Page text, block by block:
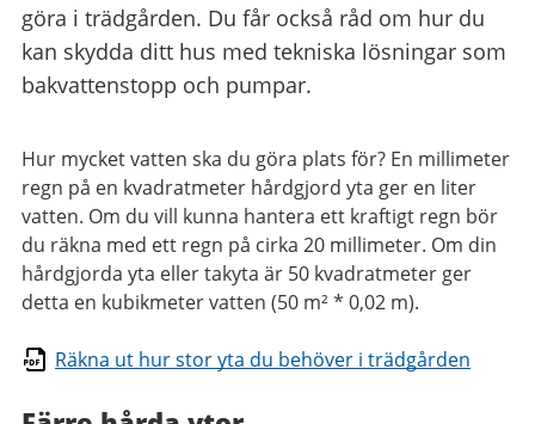
göra i trädgården. Du får också råd om hur du
kan skydda ditt hus med tekniska lösningar som
bakvattenstopp och pumpar.
Hur mycket vatten ska du göra plats för? En millimeter
regn på en kvadratmeter hårdgjord yta ger en liter
vatten. Om du vill kunna hantera ett kraftigt regn bör
du räkna med ett regn på cirka 20 millimeter. Om din
hårdgjorda yta eller takyta är 50 kvadratmeter ger
detta en kubikmeter vatten (50 m² * 0,02 m).
Räkna ut hur stor yta du behöver i trädgården